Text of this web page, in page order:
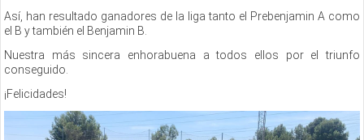
Así, han resultado ganadores de la liga tanto el Prebenjamin A como
el B y también el Benjamin B.
Nuestra más sincera enhorabuena a todos ellos por el triunfo
conseguido.
¡Felicidades!